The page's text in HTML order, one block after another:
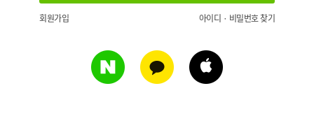
회원가입 아이디 · 비밀번호 찾기